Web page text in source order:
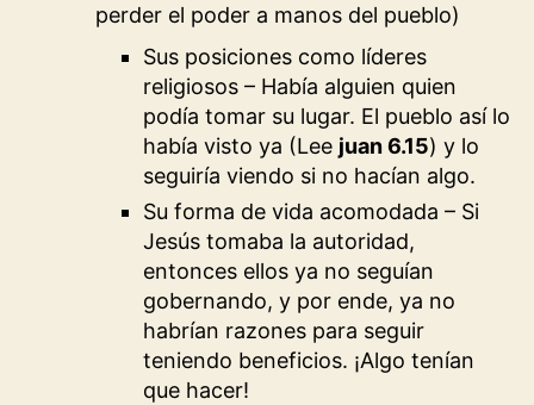
perder el poder a manos del pueblo)
Sus posiciones como líderes
religiosos – Había alguien quien
podía tomar su lugar. El pueblo así lo
había visto ya (Lee juan 6.15) y lo
seguiría viendo si no hacían algo.
Su forma de vida acomodada – Si
Jesús tomaba la autoridad,
entonces ellos ya no seguían
gobernando, y por ende, ya no
habrían razones para seguir
teniendo beneficios. ¡Algo tenían
que hacer!